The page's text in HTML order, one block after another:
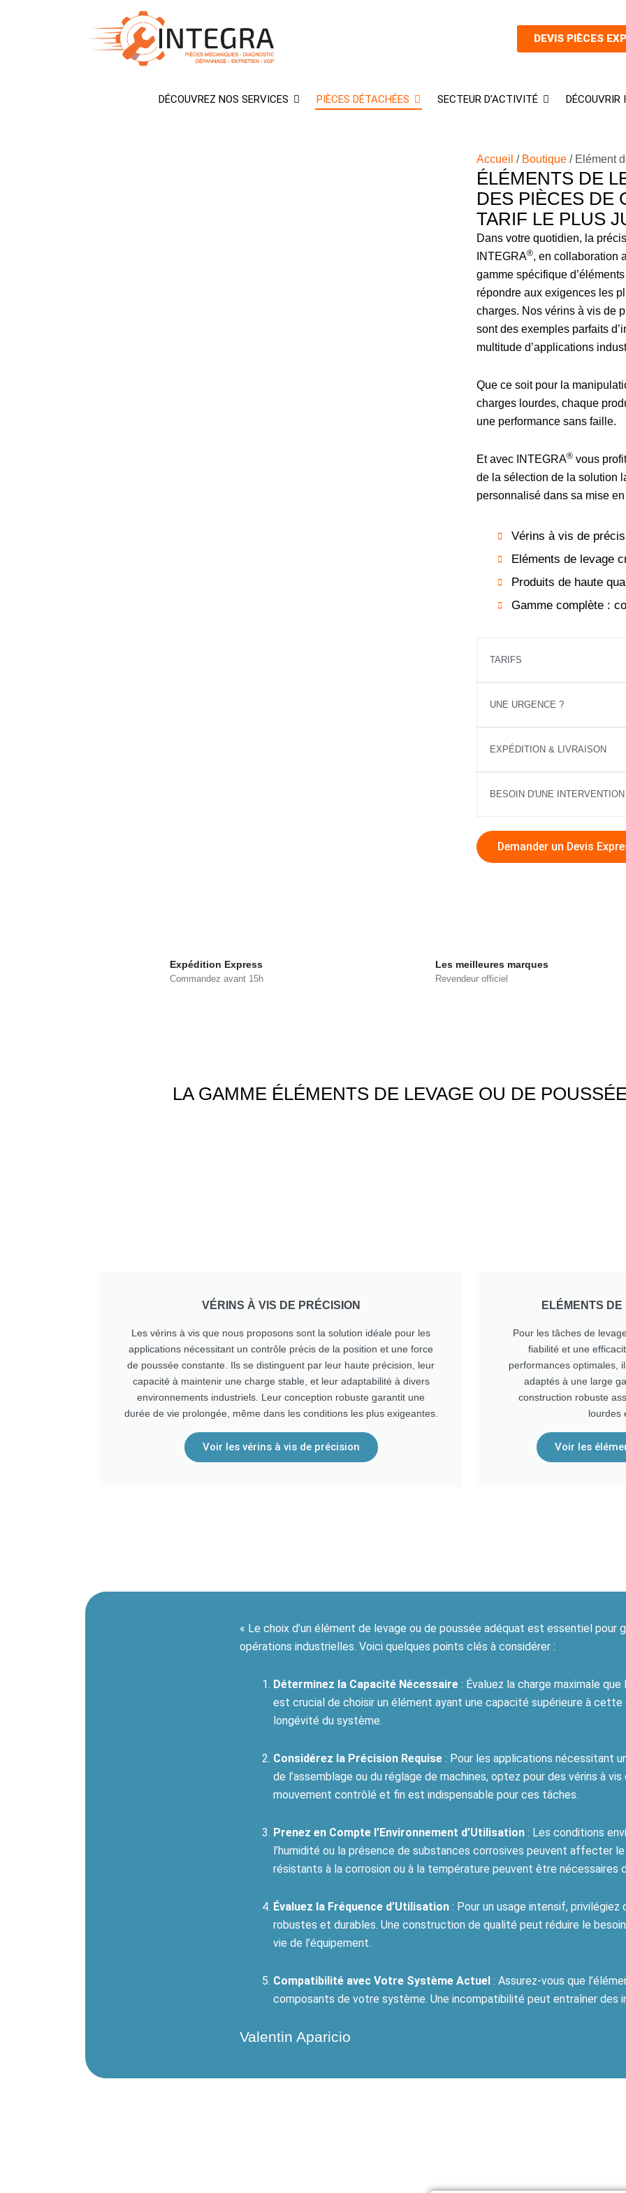
DEVIS PIÈCES
DÉCOUVREZ NOS SERVICES PIÈCES DÉTACHÉES SECTEUR D’ACTIVITÉ
Accueil / Boutique / Elément
ÉLÉMENTS DE
DES PIÈCES DE
TARIF LE PLUS
Dans votre quotidien, la
INTEGRA®, en collaboration
gamme spécifique
répondre aux exigences les
charges. Nos vérins à vis de
sont des exemples parfaits
multitude d’applications
Que ce soit pour la
charges lourdes, chaque
une performance sans faille.
Et avec INTEGRA® vous
de la sélection de la solution
personnalisé dans sa mise
Vérins à vis de
Eléments de levage
Produits de haute
Gamme complète :
TARIFS
UNE URGENCE ?
EXPÉDITION & LIVRAISON
BESOIN D'UNE
Demander un Devis
Expédition Express
Commandez avant 15h
Les meilleures marques
Revendeur officiel
LA GAMME ÉLÉMENTS DE LEVAGE OU DE
VÉRINS À VIS DE PRÉCISION
Les vérins à vis que nous proposons sont la solution idéale pour les
applications nécessitant un contrôle précis de la position et une force
de poussée constante. Ils se distinguent par leur haute précision, leur
capacité à maintenir une charge stable, et leur adaptabilité à divers
environnements industriels. Leur conception robuste garantit une
durée de vie prolongée, même dans les conditions les plus exigeantes.
Voir les vérins à vis de précision
ELÉMENTS
Pour les tâches de
fiabilité et une
performances optimales,
adaptés à une large
construction robuste
lourdes
Voir les
« Le choix d’un élément de levage ou de poussée adéquat est essentiel
opérations industrielles. Voici quelques points clés à considérer :
Déterminez la Capacité Nécessaire : Évaluez la charge maximale
est crucial de choisir un élément ayant une capacité supérieure à
longévité du système.
Considérez la Précision Requise : Pour les applications nécessitant
de l’assemblage ou du réglage de machines, optez pour des vérins à
mouvement contrôlé et fin est indispensable pour ces tâches.
Prenez en Compte l’Environnement d’Utilisation : Les conditions
l’humidité ou la présence de substances corrosives peuvent affecter
résistants à la corrosion ou à la température peuvent être nécessaires
Évaluez la Fréquence d’Utilisation : Pour un usage intensif,
robustes et durables. Une construction de qualité peut réduire le
vie de l’équipement.
Compatibilité avec Votre Système Actuel : Assurez-vous que
composants de votre système. Une incompatibilité peut entraîner des
Valentin Aparicio